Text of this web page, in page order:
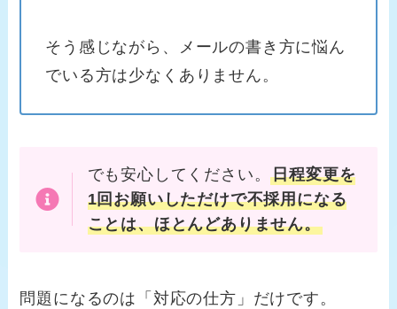
そう感じながら、メールの書き方に悩ん
でいる方は少なくありません。
でも安心してください。日程変更を
1回お願いしただけで不採用になる
ことは、ほとんどありません。
問題になるのは「対応の仕方」だけです。